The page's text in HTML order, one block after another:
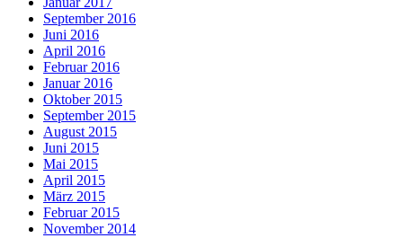
September 2016
Juni 2016
April 2016
Februar 2016
Januar 2016
Oktober 2015
September 2015
August 2015
Juni 2015
Mai 2015
April 2015
März 2015
Februar 2015
November 2014